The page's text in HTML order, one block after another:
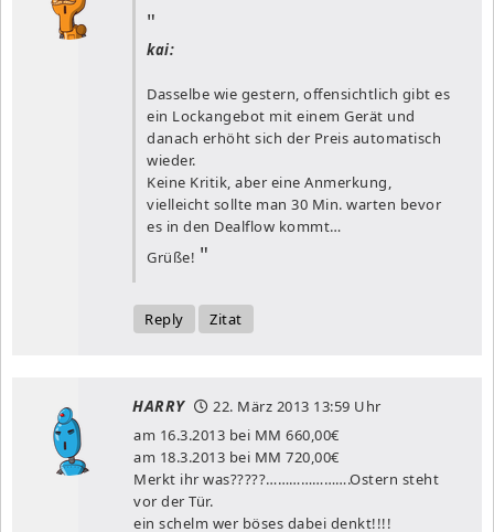
kai:
Dasselbe wie gestern, offensichtlich gibt es
ein Lockangebot mit einem Gerät und
danach erhöht sich der Preis automatisch
wieder.
Keine Kritik, aber eine Anmerkung,
vielleicht sollte man 30 Min. warten bevor
es in den Dealflow kommt…
Grüße!
Reply Zitat
HARRY 22. März 2013 13:59 Uhr
am 16.3.2013 bei MM 660,00€
am 18.3.2013 bei MM 720,00€
Merkt ihr was?????………………….Ostern steht
vor der Tür.
ein schelm wer böses dabei denkt!!!!